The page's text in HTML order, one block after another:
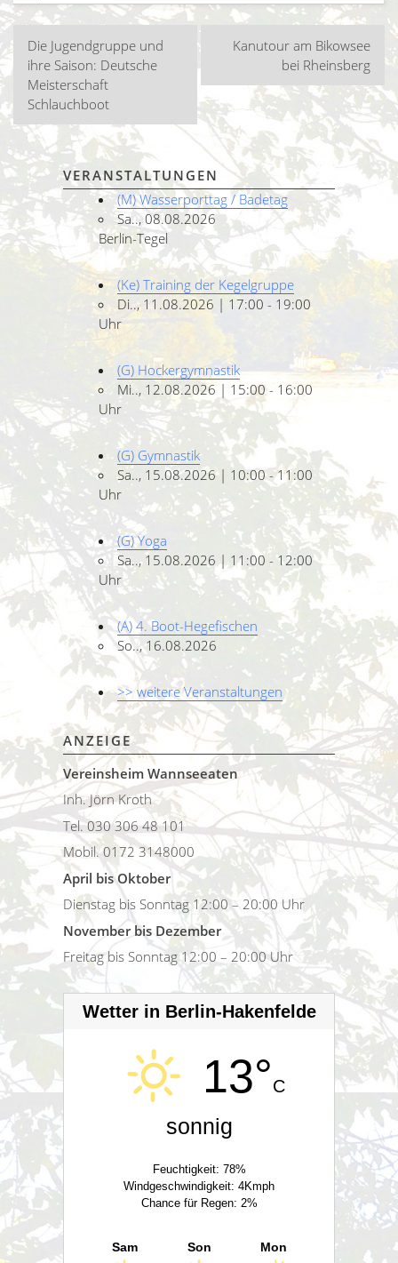
Beitragsnavigation
Die Jugendgruppe und
ihre Saison: Deutsche
Meisterschaft
Schlauchboot
Kanutour am Bikowsee
bei Rheinsberg
VERANSTALTUNGEN
(M) Wasserporttag / Badetag
Sa.., 08.08.2026
Berlin-Tegel
(Ke) Training der Kegelgruppe
Di.., 11.08.2026 | 17:00 - 19:00
Uhr
(G) Hockergymnastik
Mi.., 12.08.2026 | 15:00 - 16:00
Uhr
(G) Gymnastik
Sa.., 15.08.2026 | 10:00 - 11:00
Uhr
(G) Yoga
Sa.., 15.08.2026 | 11:00 - 12:00
Uhr
(A) 4. Boot-Hegefischen
So.., 16.08.2026
>> weitere Veranstaltungen
ANZEIGE
Vereinsheim Wannseeaten
Inh. Jörn Kroth
Tel. 030 306 48 101
Mobil. 0172 3148000
April bis Oktober
Dienstag bis Sonntag 12:00 – 20:00 Uhr
November bis Dezember
Freitag bis Sonntag 12:00 – 20:00 Uhr
Wetter in Berlin-Hakenfelde
13°C
sonnig
Feuchtigkeit: 78%
Windgeschwindigkeit: 4Kmph
Chance für Regen: 2%
Sam Son Mon